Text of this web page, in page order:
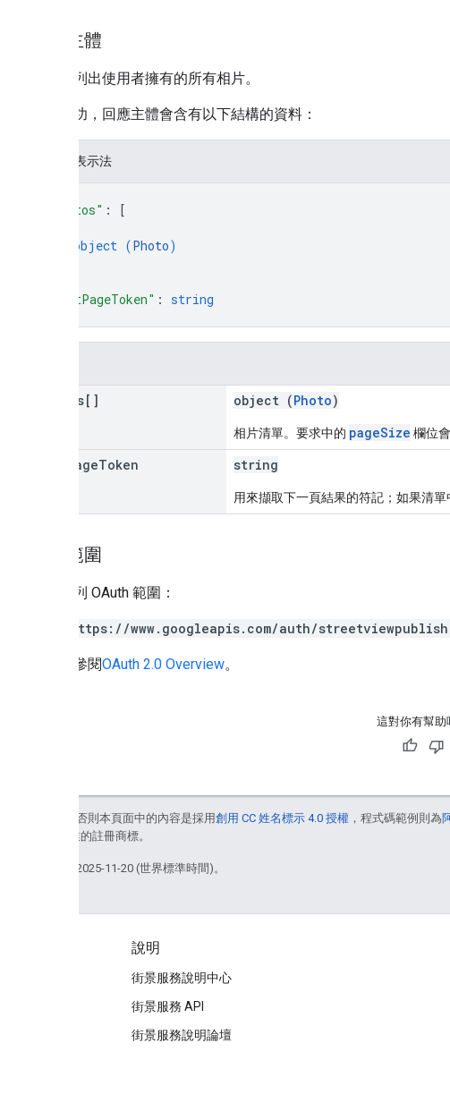
回應主體
回應會列出使用者擁有的所有相片。
如果成功，回應主體會含有以下結構的資料：
JSON 表示法
"photos" :
[
object (Photo)
"nextPageToken" : string
photos[] object (Photo)
相片清單。要求中的 pageSize 欄位
PageToken string
用來擷取下一頁結果的符記；如果清
授權範圍
需要下列 OAuth 範圍：
https://www.googleapis.com/auth/streetviewpublish
詳情請參閱OAuth 2.0 Overview。
這對你有幫助
除非另有註明，否則本頁面中的內容是採用創用 CC 姓名標示 4.0 授權 ，程式碼範例則為
和/或其關聯企業的註冊商標。
上次更新時間：2025-11-20 (世界標準時間)。
說明
街景服務說明中心
街景服務 API
街景服務說明論壇